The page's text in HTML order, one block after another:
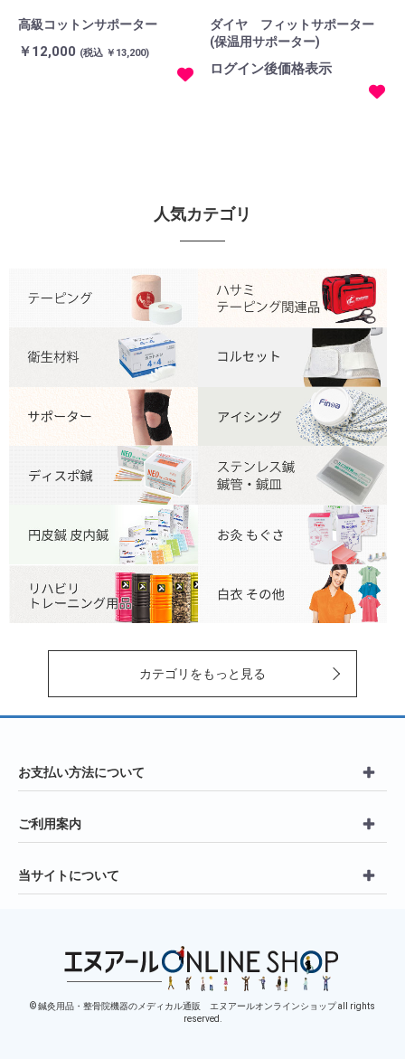
高級コットンサポーター
￥12,000 (税込 ￥13,200)
ダイヤ フィットサポーター
(保温用サポーター)
ログイン後価格表示
人気カテゴリ
カテゴリをもっと見る
お支払い方法について
ご利用案内
当サイトについて
© 鍼灸用品・整骨院機器のメディカル通販 エヌアールオンラインショップ all rights
reserved.